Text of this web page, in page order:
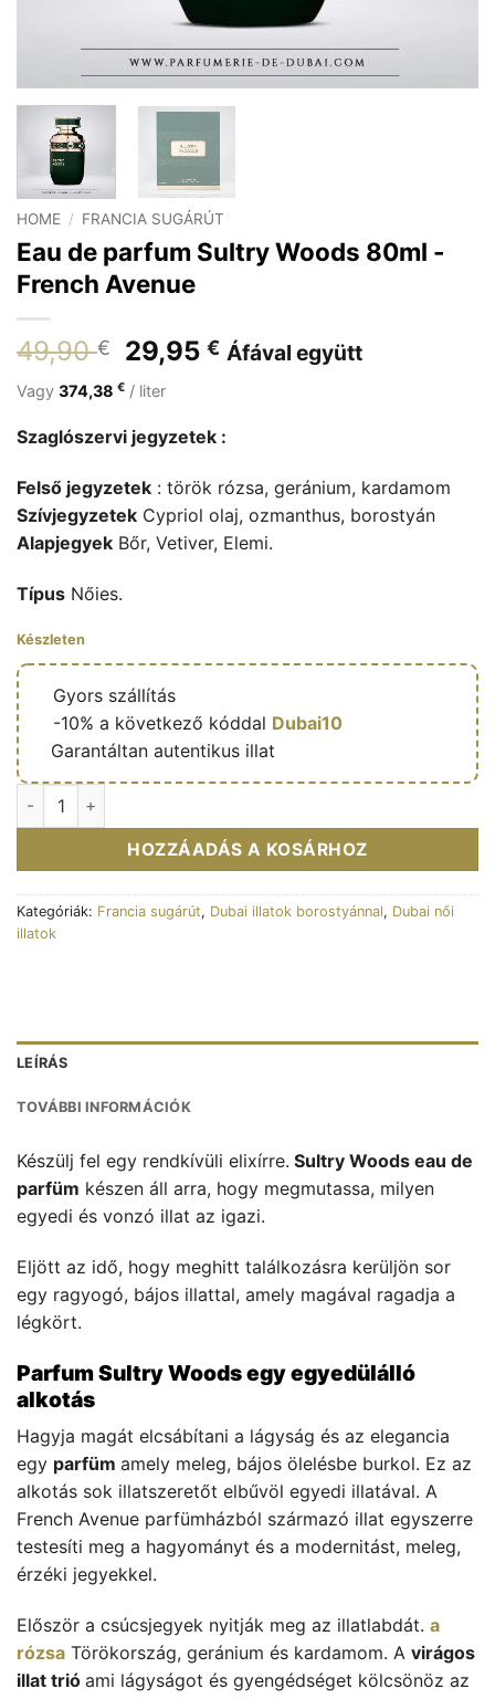
HOME / FRANCIA SUGÁRÚT
Eau de parfum Sultry Woods 80ml -
French Avenue
49,90€
Az
eredeti
ár:
49,90 €.
29,95€A
jelenlegi
29,95 €.
Áfával együtt
Vagy 374,38 € / liter
Szaglószervi jegyzetek :
Felső jegyzetek : török rózsa, geránium, kardamom
Szívjegyzetek Cypriol olaj, ozmanthus, borostyán
Alapjegyek Bőr, Vetiver, Elemi.
Típus Nőies.
Készleten
Gyors szállítás
-10% a következő kóddal Dubai10
Garantáltan autentikus illat
Eau de parfum Sultry Woods 80ml - French Avenue
HOZZÁADÁS A KOSÁRHOZ
Kategóriák: Francia sugárút, Dubai illatok borostyánnal, Dubai női
illatok
LEÍRÁS
TOVÁBBI INFORMÁCIÓK
Készülj fel egy rendkívüli elixírre. Sultry Woods eau de
parfüm készen áll arra, hogy megmutassa, milyen
egyedi és vonzó illat az igazi.
Eljött az idő, hogy meghitt találkozásra kerüljön sor
egy ragyogó, bájos illattal, amely magával ragadja a
légkört.
Parfum Sultry Woods egy egyedülálló
alkotás
Hagyja magát elcsábítani a lágyság és az elegancia
egy parfüm amely meleg, bájos ölelésbe burkol. Ez az
alkotás sok illatszeretőt elbűvöl egyedi illatával. A
French Avenue parfümházból származó illat egyszerre
testesíti meg a hagyományt és a modernitást, meleg,
érzéki jegyekkel.
Először a csúcsjegyek nyitják meg az illatlabdát. a
rózsa Törökország, geránium és kardamom. A virágos
illat trió ami lágyságot és gyengédséget kölcsönöz az